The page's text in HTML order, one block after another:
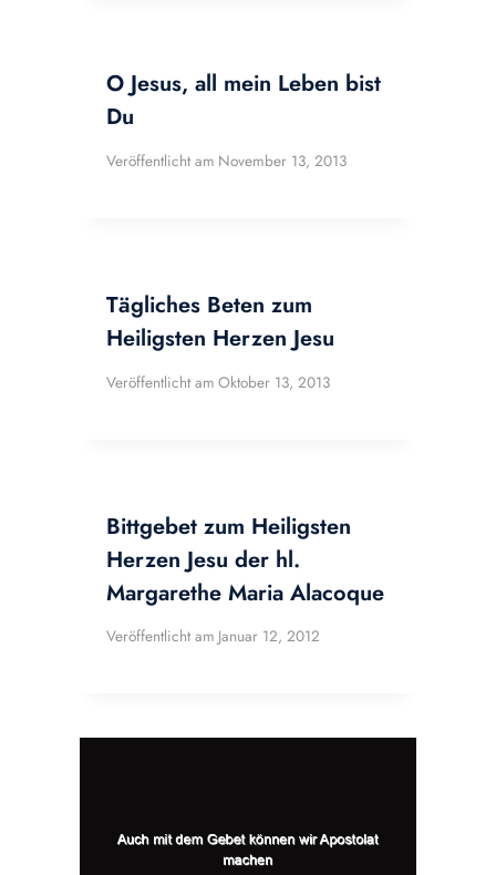
O Jesus, all mein Leben bist
Du
Veröffentlicht am November 13, 2013
Tägliches Beten zum
Heiligsten Herzen Jesu
Veröffentlicht am Oktober 13, 2013
Bittgebet zum Heiligsten
Herzen Jesu der hl.
Margarethe Maria Alacoque
Veröffentlicht am Januar 12, 2012